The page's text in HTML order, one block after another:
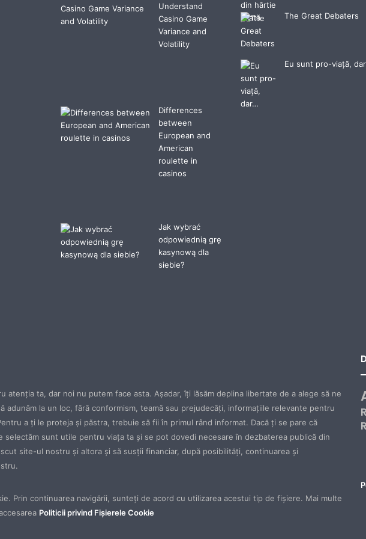
Understand
Casino Game
Variance and
Volatility
Differences
between
European and
American
roulette in
casinos
Jak wybrać
odpowiednią grę
kasynową dla
siebie?
The Great Debaters
Eu sunt pro-viață,
atenţia ta, dar noi nu putem face asta. Aşadar, îţi lăsăm deplina libertate de a alege să ne
adunăm la un loc, fără conformism, teamă sau prejudecăţi, informaţiile relevante pentru
a ţi le proteja şi păstra, trebuie să fii în primul rând informat. Dacă ţi se pare că
selectăm sunt utile pentru viaţa ta şi se pot dovedi necesare în dezbaterea publică din
site-ul nostru şi altora şi să susţii financiar, după posibilităţi, continuarea şi
Prin continuarea navigării, sunteți de acord cu utilizarea acestui tip de fișiere. Mai multe
Politicii privind Fișierele Cookie